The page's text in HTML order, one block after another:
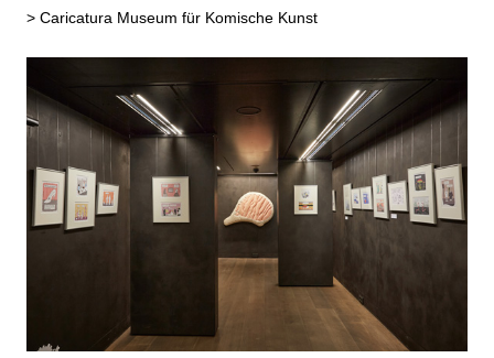
> Caricatura Museum für Komische Kunst